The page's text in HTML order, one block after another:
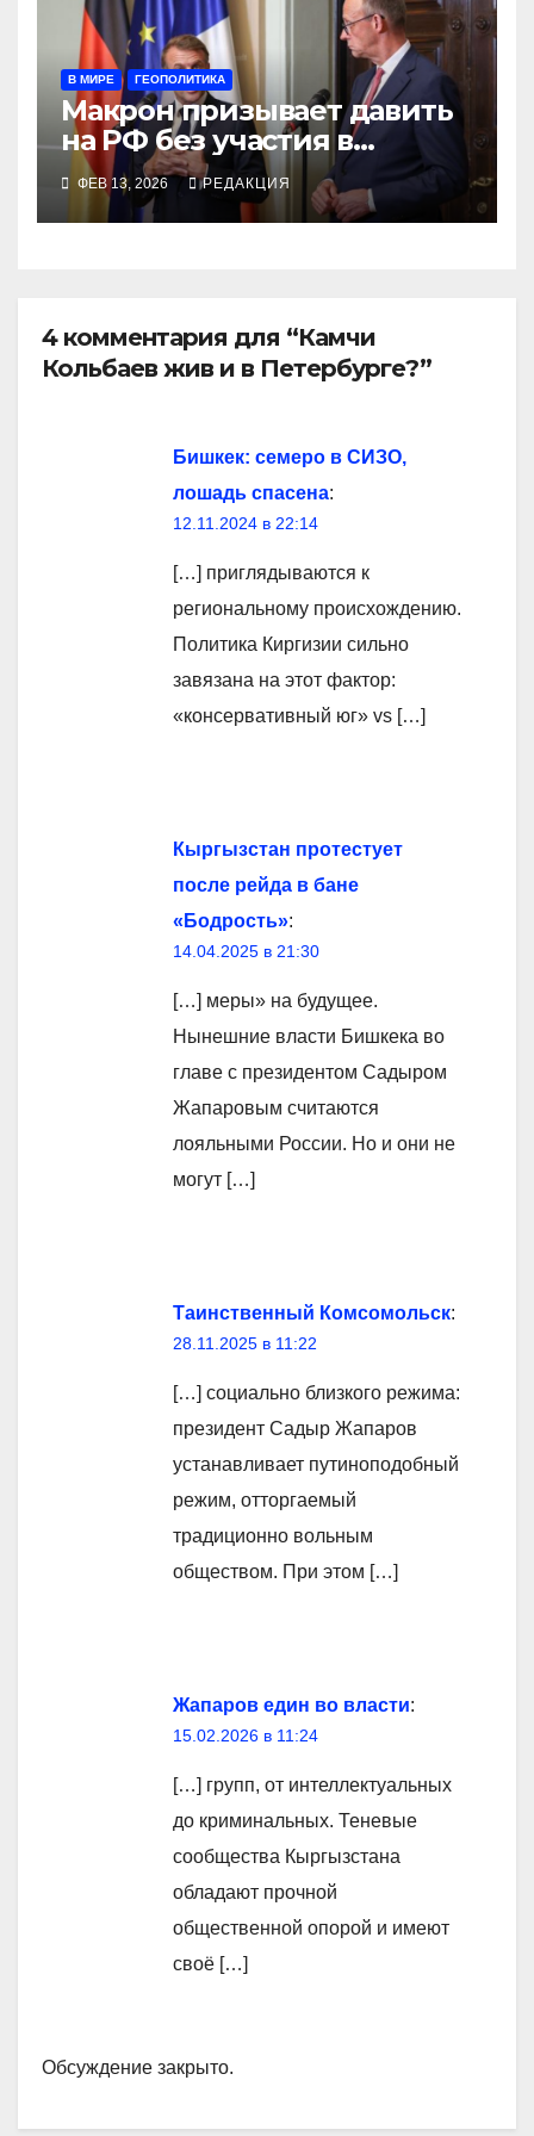
В МИРЕ ГЕОПОЛИТИКА
Макрон призывает давить
на РФ без участия в
эскалации
ФЕВ 13, 2026 РЕДАКЦИЯ
4 комментария для “Камчи
Кольбаев жив и в Петербурге?”
Бишкек: семеро в СИЗО,
лошадь спасена:
12.11.2024 в 22:14
[…] приглядываются к
региональному происхождению.
Политика Киргизии сильно
завязана на этот фактор:
«консервативный юг» vs […]
Кыргызстан протестует
после рейда в бане
«Бодрость»:
14.04.2025 в 21:30
[…] меры» на будущее.
Нынешние власти Бишкека во
главе с президентом Садыром
Жапаровым считаются
лояльными России. Но и они не
могут […]
Таинственный Комсомольск:
28.11.2025 в 11:22
[…] социально близкого режима:
президент Садыр Жапаров
устанавливает путиноподобный
режим, отторгаемый
традиционно вольным
обществом. При этом […]
Жапаров един во власти:
15.02.2026 в 11:24
[…] групп, от интеллектуальных
до криминальных. Теневые
сообщества Кыргызстана
обладают прочной
общественной опорой и имеют
своё […]
Обсуждение закрыто.